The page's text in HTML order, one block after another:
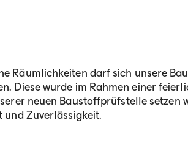
Räumlichkeiten darf sich unsere
Diese wurde im Rahmen einer
neuen Baustoffprüfstelle setzen
und Zuverlässigkeit.